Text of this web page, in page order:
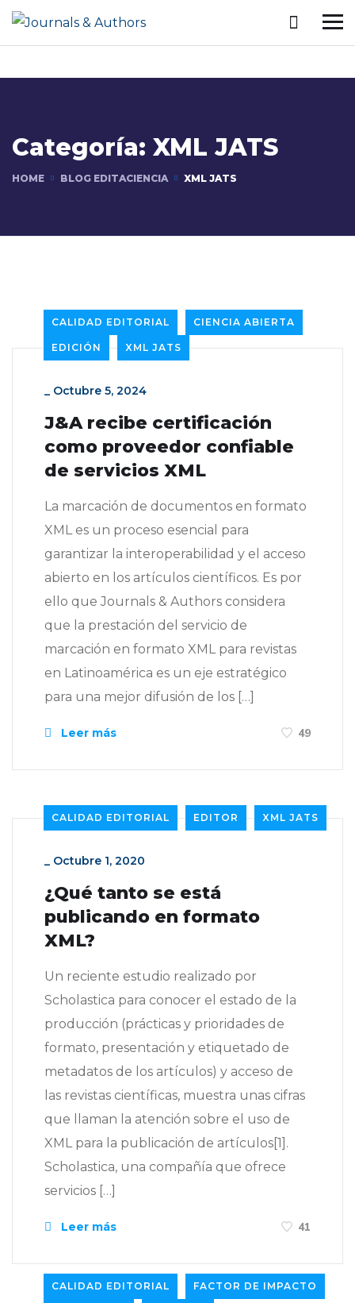
Categoría: XML JATS
HOME BLOG EDITACIENCIA XML JATS
CALIDAD EDITORIAL CIENCIA ABIERTA
EDICIÓN XML JATS
_ Octubre 5, 2024
J&A recibe certificación
como proveedor confiable
de servicios XML
La marcación de documentos en formato
XML es un proceso esencial para
garantizar la interoperabilidad y el acceso
abierto en los artículos científicos. Es por
ello que Journals & Authors considera
que la prestación del servicio de
marcación en formato XML para revistas
en Latinoamérica es un eje estratégico
para una mejor difusión de los […]
Leer más 49
CALIDAD EDITORIAL EDITOR XML JATS
_ Octubre 1, 2020
¿Qué tanto se está
publicando en formato
XML?
Un reciente estudio realizado por
Scholastica para conocer el estado de la
producción (prácticas y prioridades de
formato, presentación y etiquetado de
metadatos de los artículos) y acceso de
las revistas científicas, muestra unas cifras
que llaman la atención sobre el uso de
XML para la publicación de artículos[1].
Scholastica, una compañía que ofrece
servicios […]
Leer más 41
CALIDAD EDITORIAL FACTOR DE IMPACTO